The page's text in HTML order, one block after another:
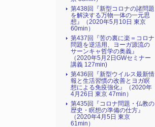
第438回『新型コロナの諸問題
を解決する万物一体の一元思
想』（2020年5月10日 東京
60min）
第437回『苦の裏に楽＝コロナ
問題を逆活用、ヨーガ源流の
サーンキャ哲学の奥義』
（2020年5月2日GWセミナー
講義 127min)
第436回『新型ウイルス最新情
報と生活習慣の改善とヨガ瞑
想による免疫強化』（2020年
4月26日 東京 47min）
第435回『コロナ問題・仏教の
歴史・瞑想の準備の仕方』
（2020年4月5日 東京
61min）